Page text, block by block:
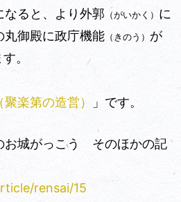
なると、より外郭 （がいかく） に
丸御殿に政庁機能 （きのう） が
。
聚楽第の造営） 」です。
お城がっこう そのほかの記
rensai/15